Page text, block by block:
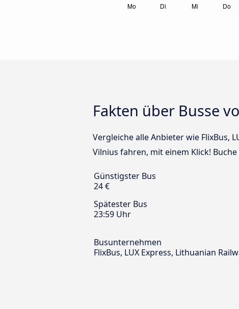
Fakten über Busse
Vergleiche alle Anbieter wie FlixBus,
Vilnius fahren, mit einem Klick!
Günstigster Bus
24 €
Spätester Bus
23:59 Uhr
Busunternehmen
FlixBus, LUX Express, Lithuanian